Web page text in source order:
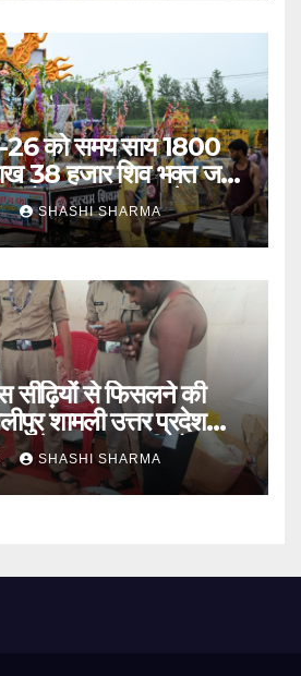
को समय साय 1800
38 हजार शिव भक्त जल
को प्रस्थान कर चुके
SHASHI SHARMA
से फिसलने की
शामली उत्तर प्रदेश
के सर पर गहरी चोट आ
SHASHI SHARMA